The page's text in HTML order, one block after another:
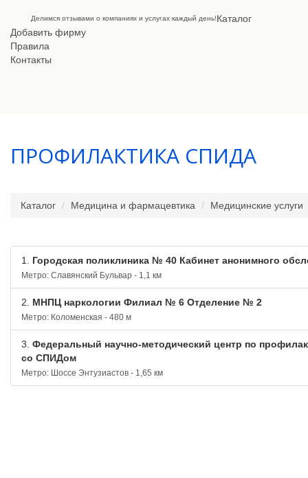
Делимся отзывами о компаниях и услугах каждый день!Каталог
Добавить фирму
Правила
Контакты
ПРОФИЛАКТИКА СПИДА
Каталог Медицина и фармацевтика Медицинские услуги
1. Городская поликлиника № 40 Кабинет анонимного
Метро: Славянский Бульвар - 1,1 км
2. МНПЦ наркологии Филиал № 6 Отделение № 2
Метро: Коломенская - 480 м
3. Федеральный научно-методический центр по
со СПИДом
Метро: Шоссе Энтузиастов - 1,65 км